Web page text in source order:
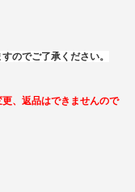
のでご了承ください。
、返品はできませんので